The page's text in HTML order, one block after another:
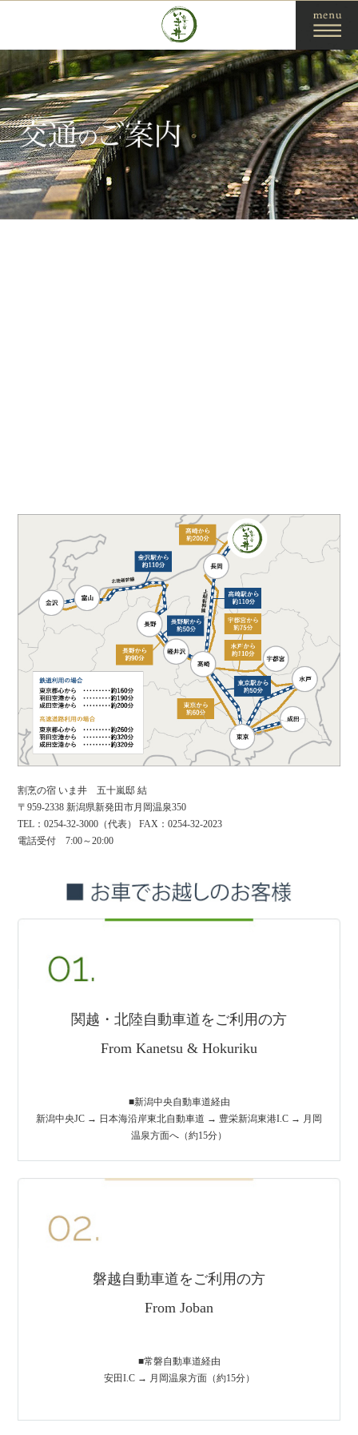
割烹の宿 いま井 五十嵐邸 結
〒959-2338 新潟県新発田市月岡温泉350
TEL：0254-32-3000（代表） FAX：0254-32-2023
電話受付 7:00～20:00
関越・北陸自動車道をご利用の方
From Kanetsu & Hokuriku
■新潟中央自動車道経由
新潟中央JC → 日本海沿岸東北自動車道 → 豊栄新潟東港I.C → 月岡
温泉方面へ（約15分）
磐越自動車道をご利用の方
From Joban
■常磐自動車道経由
安田I.C → 月岡温泉方面（約15分）